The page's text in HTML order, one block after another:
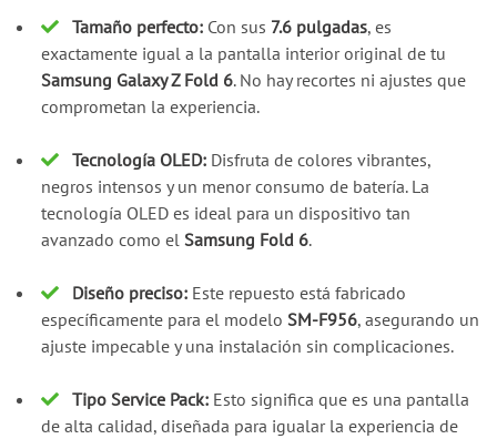
Tamaño perfecto:Con sus 7.6 pulgadas, es
exactamente igual a la pantalla interior original de tu
Samsung Galaxy Z Fold 6. No hay recortes ni ajustes que
comprometan la experiencia.
Tecnología OLED:Disfruta de colores vibrantes,
negros intensos y un menor consumo de batería. La
tecnología OLED es ideal para un dispositivo tan
avanzado como el Samsung Fold 6.
Diseño preciso:Este repuesto está fabricado
específicamente para el modelo SM-F956, asegurando un
ajuste impecable y una instalación sin complicaciones.
Tipo Service Pack:Esto significa que es una pantalla
de alta calidad, diseñada para igualar la experiencia de